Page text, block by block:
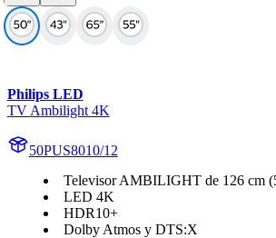
Philips LED
TV Ambilight 4K
50PUS8010/12
Televisor AMBILIGHT de 126 cm
LED 4K
HDR10+
Dolby Atmos y DTS:X